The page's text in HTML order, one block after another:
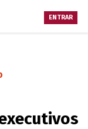
ENTRAR